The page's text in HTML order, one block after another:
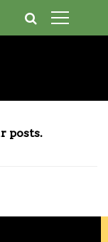
posts.